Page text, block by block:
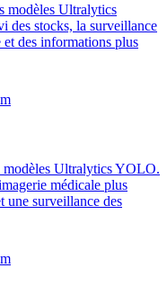
modèles Ultralytics
stocks, la surveillance
et des informations plus
modèles Ultralytics YOLO.
médicale plus
une surveillance des